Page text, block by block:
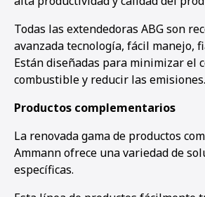
Todas las extendedoras ABG son
avanzada tecnología, fácil manejo,
Están diseñadas para minimizar el
combustible y reducir las emisiones.
Productos complementarios
La renovada gama de productos
Ammann ofrece una variedad de
específicas.